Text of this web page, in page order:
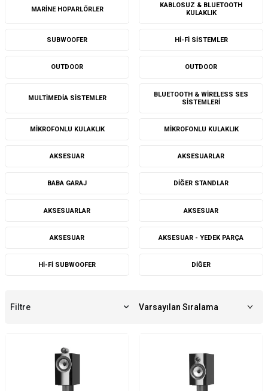
MARINE HOPARLÖRLER
KABLOSUZ & BLUETOOTH
KULAKLIK
SUBWOOFER HI-FI SISTEMLER
OUTDOOR OUTDOOR
MULTIMEDIA SISTEMLER
BLUETOOTH & WIRELESS SES
SISTEMLERI
MIKROFONLU KULAKLIK MIKROFONLU KULAKLIK
AKSESUAR AKSESUARLAR
BABA GARAJ DIĞER STANDLAR
AKSESUARLAR AKSESUAR
AKSESUAR AKSESUAR - YEDEK PARÇA
HI-FI SUBWOOFER DIĞER
Filtre